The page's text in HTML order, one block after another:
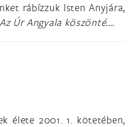
rábízzuk Isten Anyjára,
Az Úr Angyala köszönté....
élete 2001. 1. kötetében,